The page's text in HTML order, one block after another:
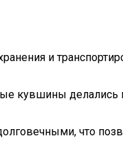
и
кувшины делались
что